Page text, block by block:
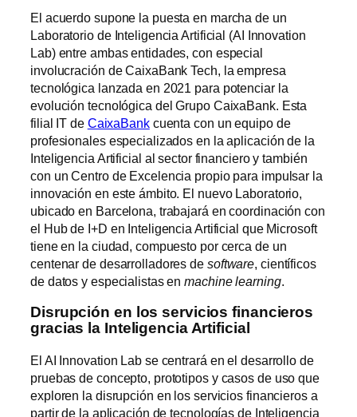
El acuerdo supone la puesta en marcha de un
Laboratorio de Inteligencia Artificial (AI Innovation
Lab) entre ambas entidades, con especial
involucración de CaixaBank Tech, la empresa
tecnológica lanzada en 2021 para potenciar la
evolución tecnológica del Grupo CaixaBank. Esta
filial IT de CaixaBankcuenta con un equipo de
profesionales especializados en la aplicación de la
Inteligencia Artificial al sector financiero y también
con un Centro de Excelencia propio para impulsar la
innovación en este ámbito. El nuevo Laboratorio,
ubicado en Barcelona, trabajará en coordinación con
el Hub de I+D en Inteligencia Artificial que Microsoft
tiene en la ciudad, compuesto por cerca de un
centenar de desarrolladores de software, científicos
de datos y especialistas enmachine learning.
Disrupción en los servicios financieros
gracias la Inteligencia Artificial
El AI Innovation Lab se centrará en el desarrollo de
pruebas de concepto, prototipos y casos de uso que
exploren la disrupción en los servicios financieros a
partir de la aplicación de tecnologías de Inteligencia